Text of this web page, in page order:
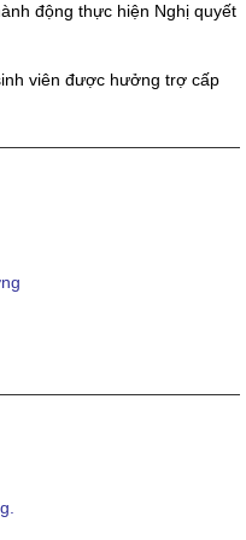
động thực hiện Nghị quyết
viên được hưởng trợ cấp